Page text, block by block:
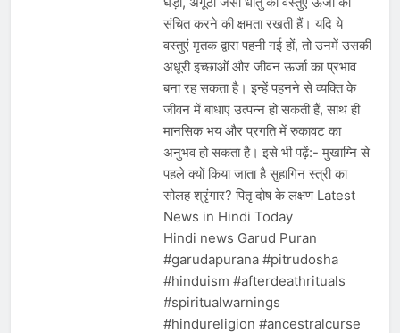
संचित करने की क्षमता रखती हैं। यदि ये
वस्तुएं मृतक द्वारा पहनी गई हों, तो उनमें उसकी
अधूरी इच्छाओं और जीवन ऊर्जा का प्रभाव
बना रह सकता है। इन्हें पहनने से व्यक्ति के
जीवन में बाधाएं उत्पन्न हो सकती हैं, साथ ही
मानसिक भय और प्रगति में रुकावट का
अनुभव हो सकता है। इसे भी पढ़ें:- मुखाग्नि से
पहले क्यों किया जाता है सुहागिन स्त्री का
सोलह श्रृंगार? पितृ दोष के लक्षण Latest
News in Hindi Today
Hindi news Garud Puran
#garudapurana #pitrudosha
#hinduism #afterdeathrituals
#spiritualwarnings
#hindureligion #ancestralcurse